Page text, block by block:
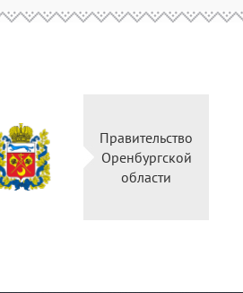
Правительство
Оренбургской
области